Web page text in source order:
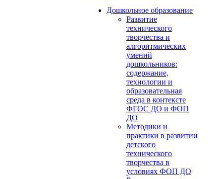
Дошкольное образование
Развитие
технического
творчества и
алгоритмических
умений
дошкольников:
содержание,
технологии и
образовательная
среда в контексте
ФГОС ДО и ФОП
ДО
Методики и
практики в развитии
детского
технического
творчества в
условиях ФОП ДО